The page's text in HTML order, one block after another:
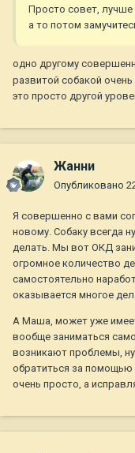
Просто совет, лучше
а то потом
одно другому
развитой собакой
это просто другой
Жанни
Опубликовано
Я совершенно с вами
новому. Собаку всегда
делать. Мы вот ОКД
огромное количество
самостоятельно
оказывается многое
А Маша, может уже
вообще заниматься
возникают проблемы,
обратиться за помощью
очень просто, а